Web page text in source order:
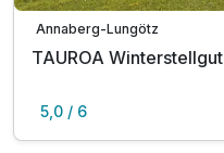
Annaberg-Lungötz
TAUROA Winterstellgut
5,0 / 6